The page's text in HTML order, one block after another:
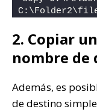
2. Copiar
nombre de
Además, es
de destino